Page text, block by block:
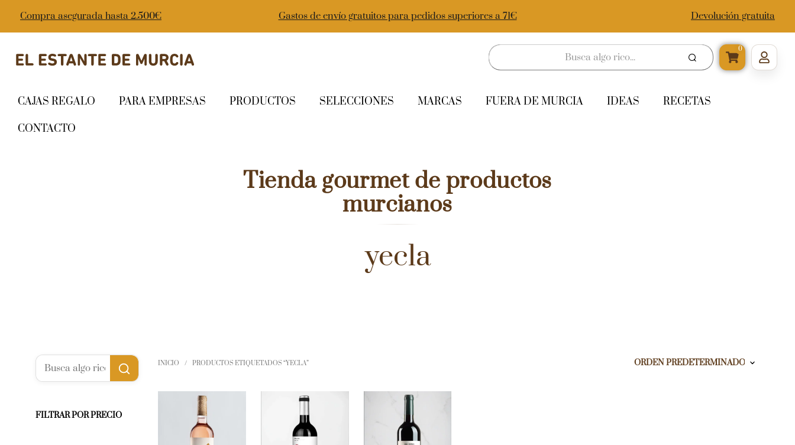
Compra asegurada hasta 2.500€ Gastos de envío gratuitos para pedidos superiores a 71€ Devolución gratuita
0
CAJAS REGALO PARA EMPRESAS PRODUCTOS SELECCIONES MARCAS FUERA DE MURCIA IDEAS RECETAS
CONTACTO
Tienda gourmet de productos
murcianos
yecla
FILTRAR POR PRECIO
INICIO / PRODUCTOS ETIQUETADOS “YECLA”